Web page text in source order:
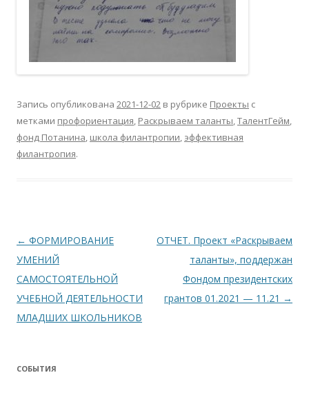
Запись опубликована 2021-12-02 в рубрике Проекты с
метками профориентация, Раскрываем таланты,ТалентГейм,
фонд Потанина, школа филантропии, эффективная
филантропия.
Навигация
по
записям
← ФОРМИРОВАНИЕ
УМЕНИЙ
САМОСТОЯТЕЛЬНОЙ
УЧЕБНОЙ ДЕЯТЕЛЬНОСТИ
МЛАДШИХ ШКОЛЬНИКОВ
ОТЧЕТ. Проект «Раскрываем
таланты», поддержан
Фондом президентских
грантов 01.2021 — 11.21 →
СОБЫТИЯ